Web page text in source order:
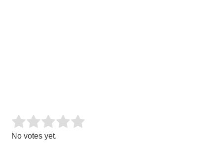
Rate this item:
No votes yet.